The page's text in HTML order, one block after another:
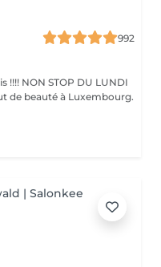
992
!!!! NON STOP DU LUNDI